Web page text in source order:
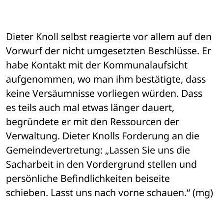
Dieter Knoll selbst reagierte vor allem auf den
Vorwurf der nicht umgesetzten Beschlüsse. Er
habe Kontakt mit der Kommunalaufsicht
aufgenommen, wo man ihm bestätigte, dass
keine Versäumnisse vorliegen würden. Dass
es teils auch mal etwas länger dauert,
begründete er mit den Ressourcen der
Verwaltung. Dieter Knolls Forderung an die
Gemeindevertretung: „Lassen Sie uns die
Sacharbeit in den Vordergrund stellen und
persönliche Befindlichkeiten beiseite
schieben. Lasst uns nach vorne schauen.“ (mg)